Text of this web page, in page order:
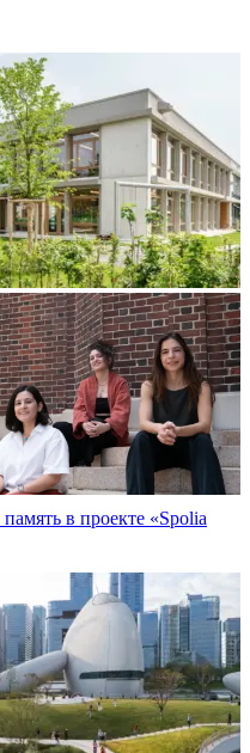
в проекте «Spolia